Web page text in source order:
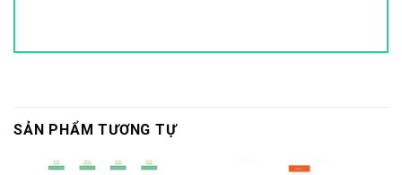
SẢN PHẨM TƯƠNG TỰ